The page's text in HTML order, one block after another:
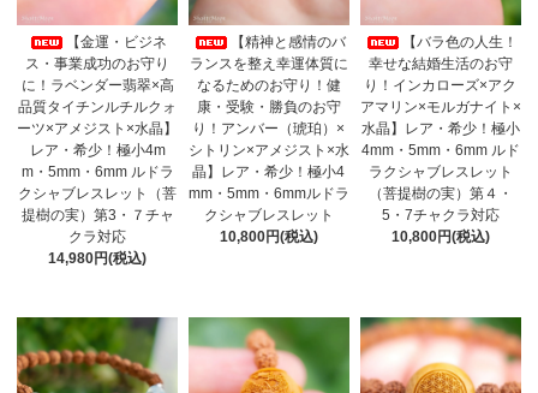
【金運・ビジネ
ス・事業成功のお守り
に！ラベンダー翡翠×高
品質タイチンルチルクォ
ーツ×アメジスト×水晶】
レア・希少！極小4m
m・5mm・6mm ルドラ
クシャブレスレット（菩
提樹の実）第3・７チャ
クラ対応
14,980円(税込)
【精神と感情のバ
ランスを整え幸運体質に
なるためのお守り！健
康・受験・勝負のお守
り！アンバー（琥珀）×
シトリン×アメジスト×水
晶】レア・希少！極小4
mm・5mm・6mmルドラ
クシャブレスレット
10,800円(税込)
【バラ色の人生！
幸せな結婚生活のお守
り！インカローズ×アク
アマリン×モルガナイト×
水晶】レア・希少！極小
4mm・5mm・6mm ルド
ラクシャブレスレット
（菩提樹の実）第４・
5・7チャクラ対応
10,800円(税込)